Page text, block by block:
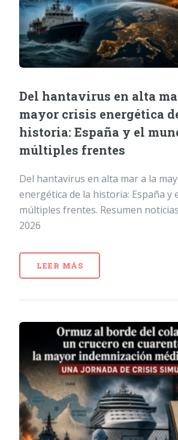
Del hantavirus en alta
mayor crisis energética
historia: España y el
múltiples frentes
Del hantavirus en alta mar a la
energética de la historia: España y
múltiples frentes. Resumen
2026
LEER MÁS